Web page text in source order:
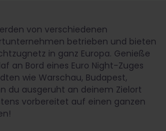
von verschiedenen
betrieben und bieten
in ganz Europa. Genieße
an Bord eines Euro Night-Zuges
wie Warschau, Budapest,
du ausgeruht an deinem Zielort
vorbereitet auf einen ganzen